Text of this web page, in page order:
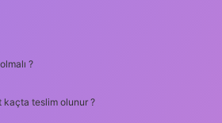
?
teslim olunur ?